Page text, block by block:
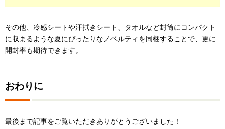
その他、冷感シートや汗拭きシート、タオルなど封筒にコンパクト
に収まるような夏にぴったりなノベルティを同梱することで、更に
開封率も期待できます。
おわりに
最後まで記事をご覧いただきありがとうございました！